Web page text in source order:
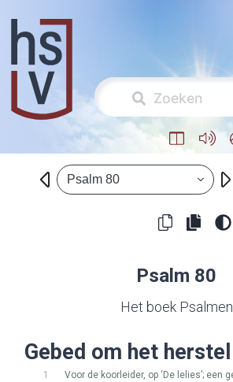
Psalm 80
Psalm 80
Het boek Psalmen
Gebed om het herstel
1
Voor de koorleider, op ‘De lelies’; een